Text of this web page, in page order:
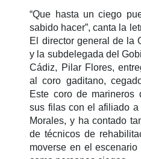
“Que hasta un ciego
sabido hacer”, canta la
El director general de la
y la subdelegada del
Cádiz, Pilar Flores,
al coro gaditano,
Este coro de marineros
sus filas con el afiliado
Morales, y ha contado
de técnicos de
moverse en el